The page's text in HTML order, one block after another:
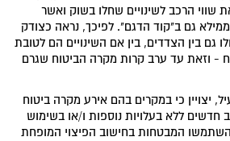
שווי הרכב לשינויים שחלו בשוק ואשר
גם ב"קוד הדגם". לפיכך, נראה כצודק
גם בין הצדדים, בין אם השינויים הם לטובת
- וזאת עד ערב קרות מקרה הביטוח שגרם
יצויין כי במקרים בהם אירע מקרה ביטוח
חדשים ללא בעלויות נוספות ו/או בשימוש
השתמשו המבטחות בחישוב הפיצוי המופחת